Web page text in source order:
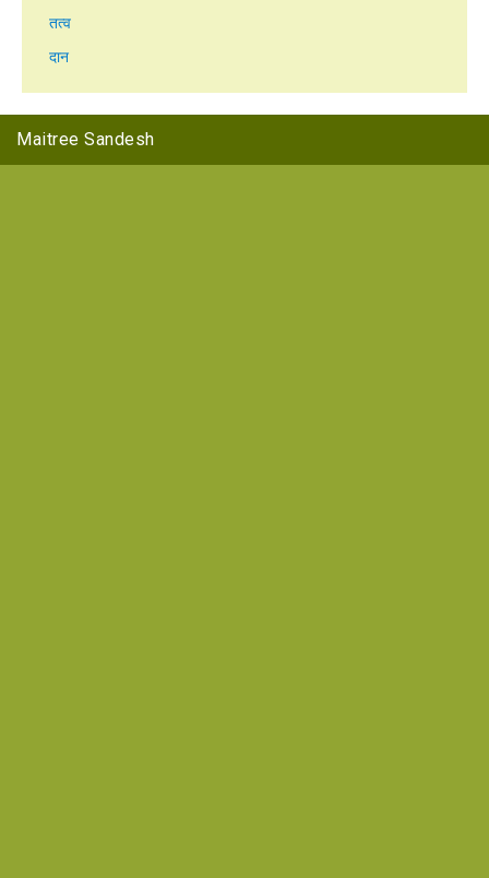
तत्व
दान
Maitree Sandesh